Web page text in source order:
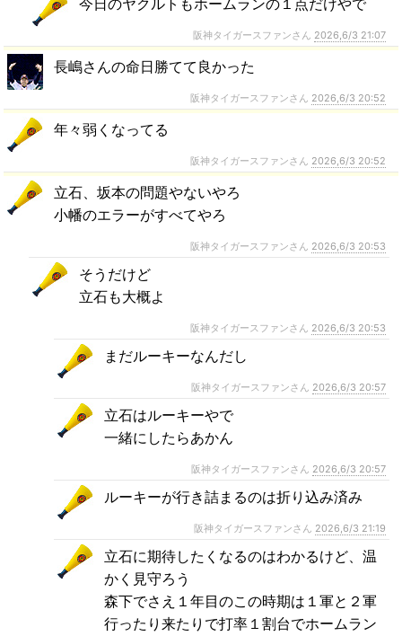
今日のヤクルトもホームランの１点だけやで
阪神タイガースファンさん 2026,6/3 21:07
長嶋さんの命日勝てて良かった
阪神タイガースファンさん 2026,6/3 20:52
年々弱くなってる
阪神タイガースファンさん 2026,6/3 20:52
立石、坂本の問題やないやろ
小幡のエラーがすべてやろ
阪神タイガースファンさん 2026,6/3 20:53
そうだけど
立石も大概よ
阪神タイガースファンさん 2026,6/3 20:53
まだルーキーなんだし
阪神タイガースファンさん 2026,6/3 20:57
立石はルーキーやで
一緒にしたらあかん
阪神タイガースファンさん 2026,6/3 20:57
ルーキーが行き詰まるのは折り込み済み
阪神タイガースファンさん 2026,6/3 21:19
立石に期待したくなるのはわかるけど、温
かく見守ろう
森下でさえ１年目のこの時期は１軍と２軍
行ったり来たりで打率１割台でホームラン